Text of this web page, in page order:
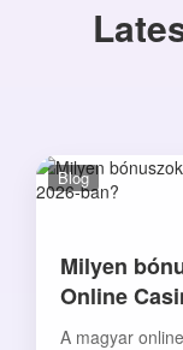
Blog
Milyen
Online
A magyar